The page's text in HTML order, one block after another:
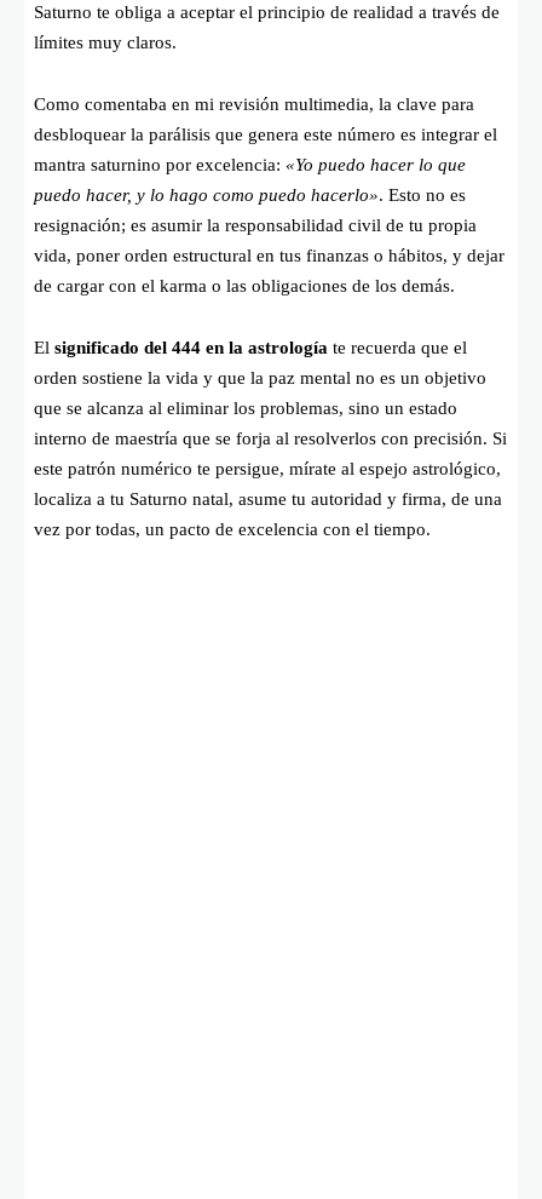
Saturno te obliga a aceptar el principio de realidad a través de
límites muy claros.
Como comentaba en mi revisión multimedia, la clave para
desbloquear la parálisis que genera este número es integrar el
mantra saturnino por excelencia: «Yo puedo hacer lo que
puedo hacer, y lo hago como puedo hacerlo». Esto no es
resignación; es asumir la responsabilidad civil de tu propia
vida, poner orden estructural en tus finanzas o hábitos, y dejar
de cargar con el karma o las obligaciones de los demás.
El significado del 444 en la astrología te recuerda que el
orden sostiene la vida y que la paz mental no es un objetivo
que se alcanza al eliminar los problemas, sino un estado
interno de maestría que se forja al resolverlos con precisión. Si
este patrón numérico te persigue, mírate al espejo astrológico,
localiza a tu Saturno natal, asume tu autoridad y firma, de una
vez por todas, un pacto de excelencia con el tiempo.